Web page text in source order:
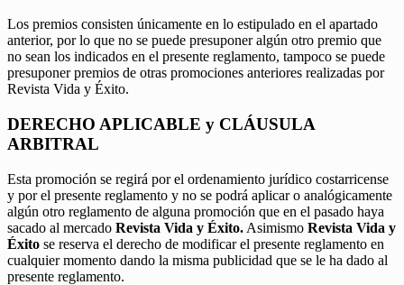
Los premios consisten únicamente en lo estipulado en el apartado
anterior, por lo que no se puede presuponer algún otro premio que
no sean los indicados en el presente reglamento, tampoco se puede
presuponer premios de otras promociones anteriores realizadas por
Revista Vida y Éxito.
DERECHO APLICABLE y CLÁUSULA
ARBITRAL
Esta promoción se regirá por el ordenamiento jurídico costarricense
y por el presente reglamento y no se podrá aplicar o analógicamente
algún otro reglamento de alguna promoción que en el pasado haya
sacado al mercado Revista Vida y Éxito. Asimismo Revista Vida y
Éxito se reserva el derecho de modificar el presente reglamento en
cualquier momento dando la misma publicidad que se le ha dado al
presente reglamento.